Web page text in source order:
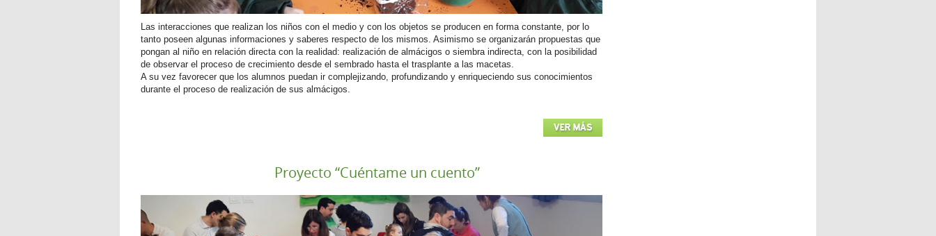
Las interacciones que realizan los niños con el medio y con los objetos se producen en forma constante, por lo
tanto poseen algunas informaciones y saberes respecto de los mismos. Asimismo se organizarán propuestas que
pongan al niño en relación directa con la realidad: realización de almácigos o siembra indirecta, con la posibilidad
de observar el proceso de crecimiento desde el sembrado hasta el trasplante a las macetas.
A su vez favorecer que los alumnos puedan ir complejizando, profundizando y enriqueciendo sus conocimientos
durante el proceso de realización de sus almácigos.
VER MÁS
Proyecto “Cuéntame un cuento”